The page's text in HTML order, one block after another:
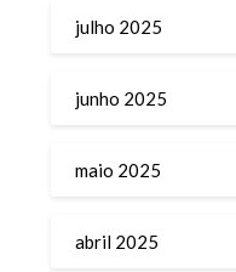
julho 2025
junho 2025
maio 2025
abril 2025